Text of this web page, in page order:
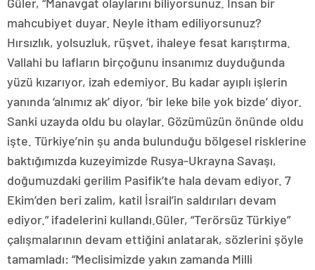
mahcubiyet duyar. Neyle itham ediliyorsunuz?
Hırsızlık, yolsuzluk, rüşvet, ihaleye fesat karıştırma.
Vallahi bu lafların birçoğunu insanımız duyduğunda
yüzü kızarıyor, izah edemiyor. Bu kadar ayıplı işlerin
yanında ‘alnımız ak’ diyor, ‘bir leke bile yok bizde’ diyor.
Sanki uzayda oldu bu olaylar. Gözümüzün önünde oldu
işte. Türkiye’nin şu anda bulunduğu bölgesel risklerine
baktığımızda kuzeyimizde Rusya-Ukrayna Savaşı,
doğumuzdaki gerilim Pasifik’te hala devam ediyor. 7
Ekim’den beri zalim, katil İsrail’in saldırıları devam
ediyor.” ifadelerini kullandı.Güler, “Terörsüz Türkiye”
çalışmalarının devam ettiğini anlatarak, sözlerini şöyle
tamamladı: “Meclisimizde yakın zamanda Milli